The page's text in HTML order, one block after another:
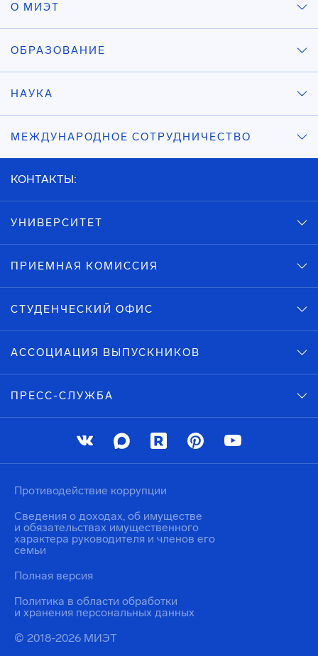
О МИЭТ
ОБРАЗОВАНИЕ
НАУКА
МЕЖДУНАРОДНОЕ СОТРУДНИЧЕСТВО
КОНТАКТЫ:
УНИВЕРСИТЕТ
ПРИЕМНАЯ КОМИССИЯ
СТУДЕНЧЕСКИЙ ОФИС
АССОЦИАЦИЯ ВЫПУСКНИКОВ
ПРЕСС-СЛУЖБА
© 2018-2026 МИЭТ
Политика в области обработки
и хранения персональных данных
Противодействие коррупции
Сведения о доходах, об имуществе
и обязательствах имущественного
характера руководителя и членов его
семьи
Полная версия